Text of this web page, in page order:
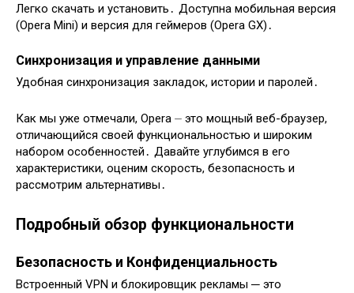
Легко скачать и установить․ Доступна мобильная версия
(Opera Mini) и версия для геймеров (Opera GX)․
Синхронизация и управление данными
Удобная синхронизация закладок, истории и паролей․
Как мы уже отмечали, Opera ⏤ это мощный веб-браузер,
отличающийся своей функциональностью и широким
набором особенностей․ Давайте углубимся в его
характеристики, оценим скорость, безопасность и
рассмотрим альтернативы․
Подробный обзор функциональности
Безопасность и Конфиденциальность
Встроенный VPN и блокировщик рекламы ─ это